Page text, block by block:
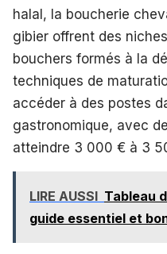
halal, la boucherie
gibier offrent des
bouchers formés à la
techniques de
accéder à des postes
gastronomique, avec
atteindre 3 000 € à 3
LIRE AUSSI Tableau
guide essentiel et